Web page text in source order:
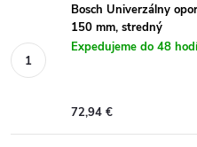
Bosch Univerzálny
150 mm, stredný
Expedujeme do 48
72,94 €